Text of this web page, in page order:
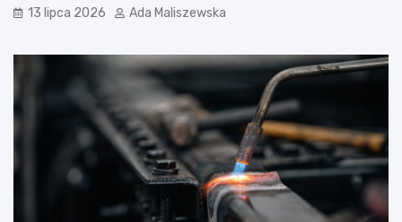
13 lipca 2026 Ada Maliszewska